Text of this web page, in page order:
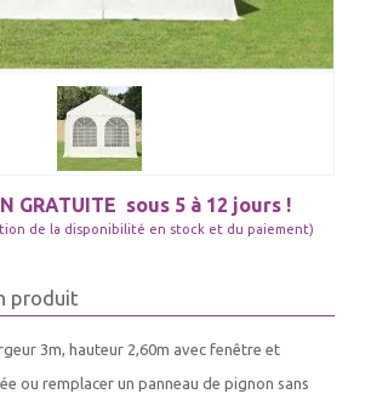
GRATUITE sous 5 à 12 jours !
de la disponibilité en stock et du paiement)
produit
3m, hauteur 2,60m avec fenêtre et
ou remplacer un panneau de pignon sans